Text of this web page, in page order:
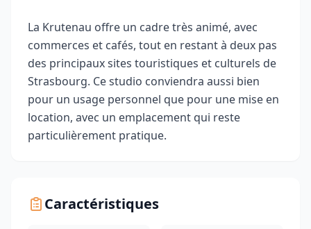
La Krutenau offre un cadre très animé, avec
commerces et cafés, tout en restant à deux pas
des principaux sites touristiques et culturels de
Strasbourg. Ce studio conviendra aussi bien
pour un usage personnel que pour une mise en
location, avec un emplacement qui reste
particulièrement pratique.
Caractéristiques